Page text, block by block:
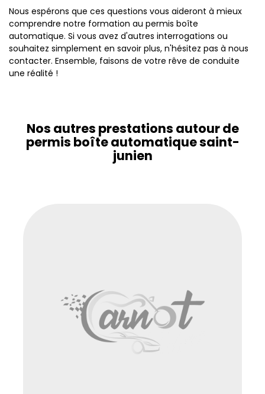
Nous espérons que ces questions vous aideront à mieux
comprendre notre formation au permis boîte
automatique. Si vous avez d'autres interrogations ou
souhaitez simplement en savoir plus, n'hésitez pas à nous
contacter. Ensemble, faisons de votre rêve de conduite
une réalité !
Nos autres prestations autour de
permis boîte automatique saint-
junien